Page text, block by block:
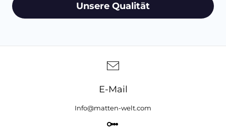
Unsere Qualität
E-Mail
Info@matten-welt.com